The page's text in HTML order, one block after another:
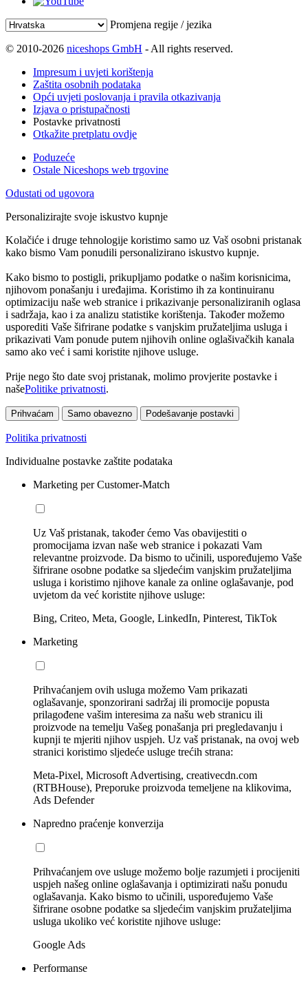
Promjena regije / jezika
© 2010-2026 niceshops GmbH - All rights reserved.
Impresum i uvjeti korištenja
Zaštita osobnih podataka
Opći uvjeti poslovanja i pravila otkazivanja
Izjava o pristupačnosti
Postavke privatnosti
Otkažite pretplatu ovdje
Poduzeće
Ostale Niceshops web trgovine
Odustati od ugovora
Personalizirajte svoje iskustvo kupnje
Kolačiće i druge tehnologije koristimo samo uz Vaš osobni pristanak
kako bismo Vam ponudili personalizirano iskustvo kupnje.
Kako bismo to postigli, prikupljamo podatke o našim korisnicima,
njihovom ponašanju i uređajima. Koristimo ih za kontinuiranu
optimizaciju naše web stranice i prikazivanje personaliziranih oglasa
i sadržaja, kao i za analizu statistike korištenja. Također možemo
usporediti Vaše šifrirane podatke s vanjskim pružateljima usluga i
prikazivati Vam ponude putem njihovih online oglašivačkih kanala
samo ako već i sami koristite njihove usluge.
Prije nego što date svoj pristanak, molimo provjerite postavke i
našePolitike privatnosti.
Prihvaćam Samo obavezno Podešavanje postavki
Politika privatnosti
Individualne postavke zaštite podataka
Marketing per Customer-Match
Uz Vaš pristanak, također ćemo Vas obavijestiti o
promocijama izvan naše web stranice i pokazati Vam
relevantne proizvode. Da bismo to učinili, uspoređujemo Vaše
šifrirane osobne podatke sa sljedećim vanjskim pružateljima
usluga i koristimo njihove kanale za online oglašavanje, pod
uvjetom da već koristite njihove usluge:
Bing, Criteo, Meta, Google, LinkedIn, Pinterest, TikTok
Marketing
Prihvaćanjem ovih usluga možemo Vam prikazati
oglašavanje, sponzorirani sadržaj ili promocije popusta
prilagođene vašim interesima za našu web stranicu ili
proizvode na temelju Vašeg ponašanja pri pregledavanju i
kupnji te mjeriti njihov uspjeh. Uz vaš pristanak, na ovoj web
stranici koristimo sljedeće usluge trećih strana:
Meta-Pixel, Microsoft Advertising, creativecdn.com
(RTBHouse), Preporuke proizvoda temeljene na klikovima,
Ads Defender
Napredno praćenje konverzija
Prihvaćanjem ove usluge možemo bolje razumjeti i procijeniti
uspjeh našeg online oglašavanja i optimizirati našu ponudu
oglašavanja. Kako bismo to učinili, uspoređujemo Vaše
šifrirane osobne podatke sa sljedećim vanjskim pružateljima
usluga ukoliko već koristite njihove usluge:
Google Ads
Performanse